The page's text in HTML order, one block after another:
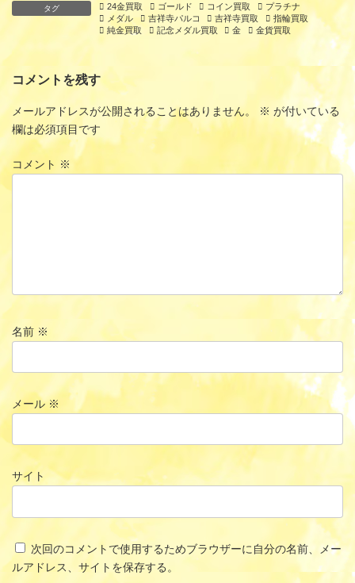
タグ 24金買取 ゴールド コイン買取
プラチナ
メダル
吉祥寺パルコ 吉祥寺買取
指輪買取
純金買取
記念メダル買取 金 金貨買取
コメントを残す
メールアドレスが公開されることはありません。 ※ が付いている
欄は必須項目です
コメント ※
名前 ※
メール※
サイト
次回のコメントで使用するためブラウザーに自分の名前、メー
ルアドレス、サイトを保存する。